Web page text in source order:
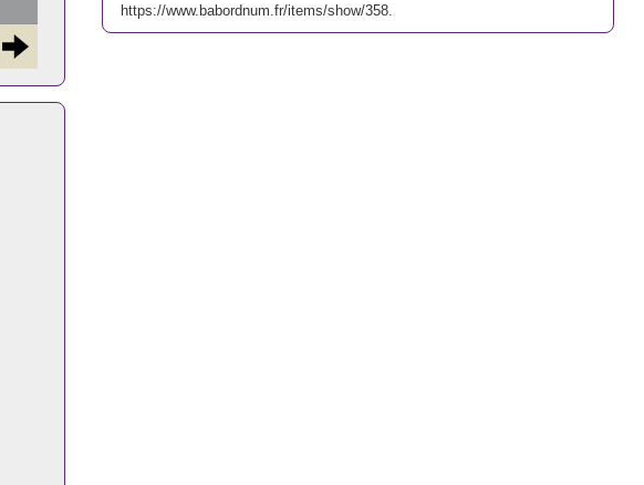
https://www.babordnum.fr/items/show/358.